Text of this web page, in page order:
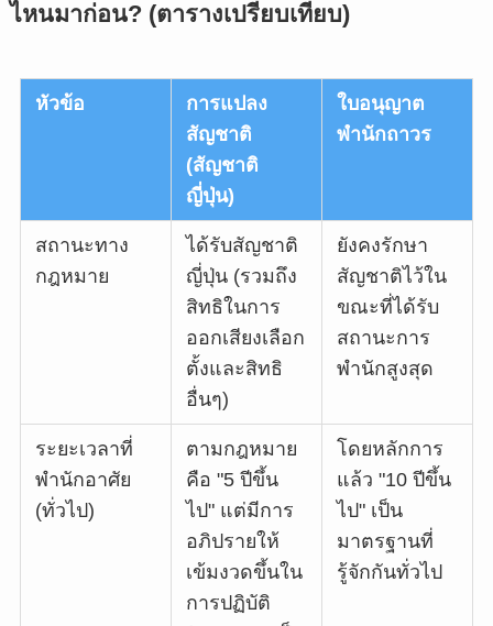
ไหนมาก่อน? (ตารางเปรียบเทียบ)
หัวข้อ
การแปลง
สัญชาติ
(สัญชาติ
ญี่ปุ่น)
ใบอนุญาต
พำนักถาวร
สถานะทาง
กฎหมาย
ได้รับสัญชาติ
ญี่ปุ่น (รวมถึง
สิทธิในการ
ออกเสียงเลือก
ตั้งและสิทธิ
อื่นๆ)
ยังคงรักษา
สัญชาติไว้ใน
ขณะที่ได้รับ
สถานะการ
พำนักสูงสุด
ระยะเวลาที่
พำนักอาศัย
(ทั่วไป)
ตามกฎหมาย
คือ "5 ปีขึ้น
ไป" แต่มีการ
อภิปรายให้
เข้มงวดขึ้นใน
การปฏิบัติ
โดยหลักการ
แล้ว "10 ปีขึ้น
ไป" เป็น
มาตรฐานที่
รู้จักกันทั่วไป